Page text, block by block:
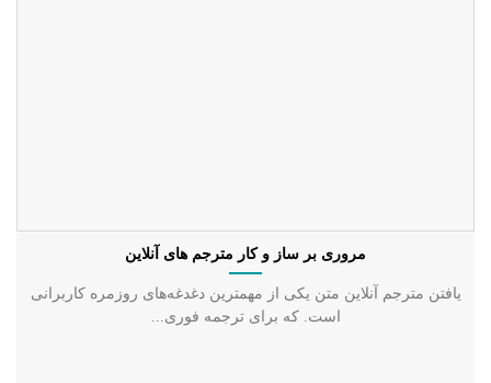
مروری بر ساز و کار مترجم های آنلاین
یافتن مترجم آنلاین متن یکی از مهمترین دغدغه‌های روزمره کاربرانی
است. که برای ترجمه فوری...